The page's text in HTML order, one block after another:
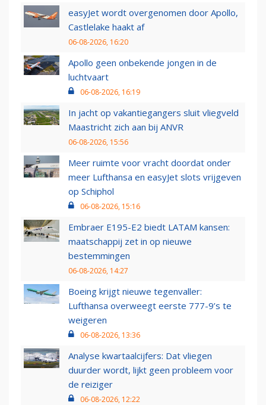
easyJet wordt overgenomen door Apollo,
Castlelake haakt af
06-08-2026, 16:20
Apollo geen onbekende jongen in de
luchtvaart
06-08-2026, 16:19
In jacht op vakantiegangers sluit vliegveld
Maastricht zich aan bij ANVR
06-08-2026, 15:56
Meer ruimte voor vracht doordat onder
meer Lufthansa en easyJet slots vrijgeven
op Schiphol
06-08-2026, 15:16
Embraer E195-E2 biedt LATAM kansen:
maatschappij zet in op nieuwe
bestemmingen
06-08-2026, 14:27
Boeing krijgt nieuwe tegenvaller:
Lufthansa overweegt eerste 777-9’s te
weigeren
06-08-2026, 13:36
Analyse kwartaalcijfers: Dat vliegen
duurder wordt, lijkt geen probleem voor
de reiziger
06-08-2026, 12:22